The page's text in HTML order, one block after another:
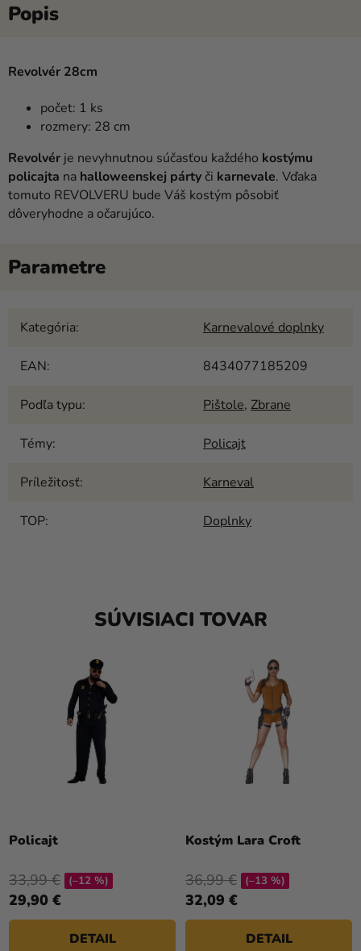
Revolvér 28cm
počet: 1 ks
rozmery: 28 cm
Revolvér je nevyhnutnou súčasťou každého kostýmu
policajta na halloweenskej párty či karnevale. Vďaka
tomuto REVOLVERU bude Váš kostým pôsobiť
dôveryhodne a očarujúco.
Kategória: Karnevalové doplnky
EAN: 8434077185209
Podľa typu: Pištole, Zbrane
Témy: Policajt
Príležitosť: Karneval
TOP: Doplnky
SÚVISIACI TOVAR
Policajt
29,90 €
33,99 € (–12 %)
DETAIL
Kostým Lara Croft
hodnotenie
je
4,8
5
hviezdičiek.
32,09 €
36,99 € (–13 %)
DETAIL